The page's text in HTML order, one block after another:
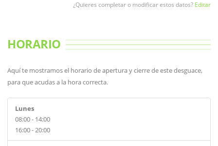
¿Quieres completar o modificar estos datos? Editar
HORARIO
Aquí te mostramos el horario de apertura y cierre de este desguace,
para que acudas a la hora correcta.
Lunes
08:00 - 14:00
16:00 - 20:00